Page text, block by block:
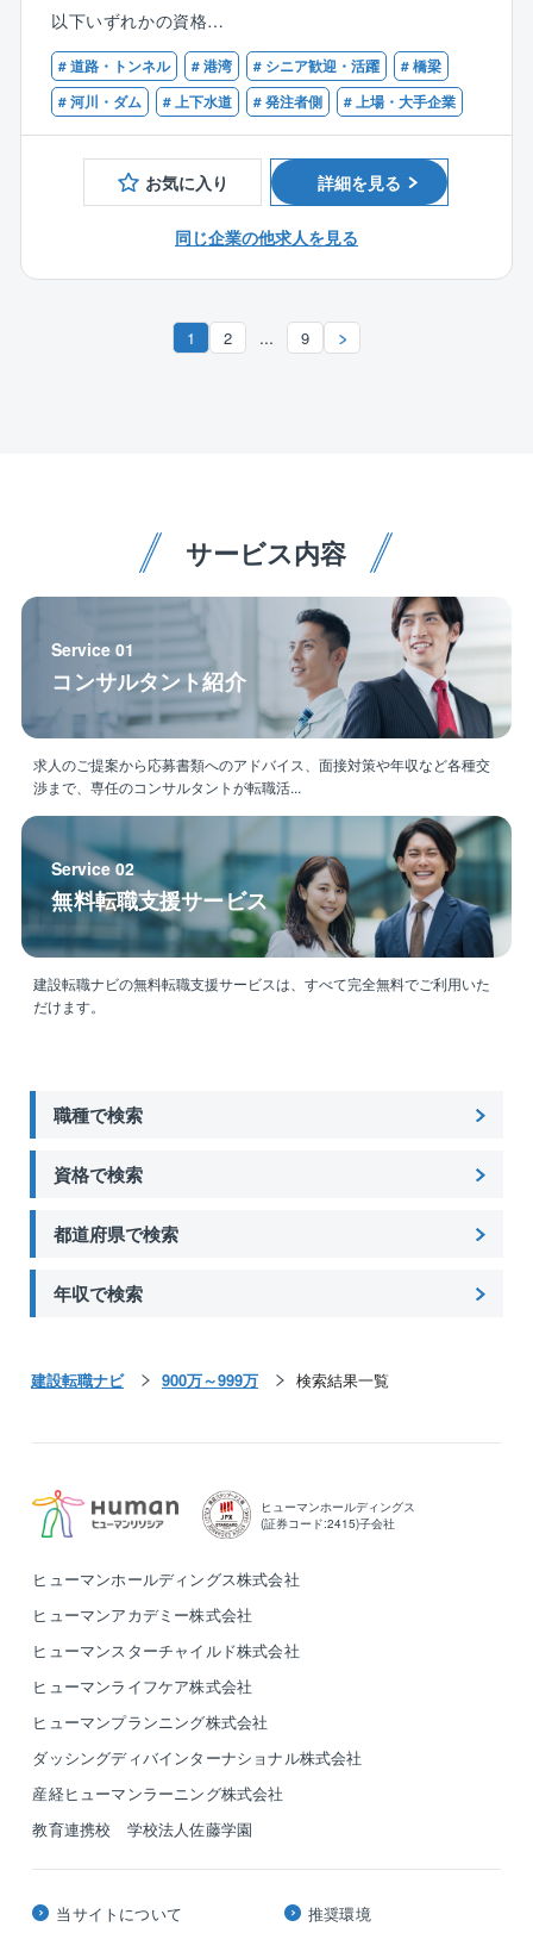
＜残業＞平均30時間（定時7.5時間）
業界1位の総合建設コンサルタント：河川、道路など全
21部門を網羅。約3,500名の技術者集団です。
全体を動かす上流工程へ。施工管理からのステップア
ップに最適な環境です。
年収アップも可能：「残業代頼み」からの脱却。業界N
持・向上できます。
年の長期同一拠点勤務も可能。
【業務内容】
■公共事業におけるPM・CM
■大規模災害の復旧・復興事業におけるPM・CM
■国土交通省の事業監理業務、事業促進PPPなど
■公共事業、大規模災害の復旧・復興事業における工事
積算の支援
■公共事業、大規模災害の復旧・復興事業における技術
■公共事業、大規模災害の復旧・復興事業における工事
監督の支援
■国土交通省や自治体などの発注者支援業務
■国土交通省や自治体などのCM／PM・事業促進PPP業
などの現場業務に携わっていただきます。
★同社の特徴★
現場経験を「技術士」への近道に！
「作る側」から「発注者支援」へ：国交省案件が50％
あなたの現場経験が、実現可能な技術提案として最大
資格取得の最適解：業界トップクラスの技術力が集
結。「現場の忙しさで諦めていた」技術士取得を、豊
富なノウハウを持つ先輩がサポートします。
＜安定基盤＞世界を舞台にするマルチインフラ企業
業界1位の総合建設コンサルタント：河川、道路など全
視座を高めるキャリア：現場単位ではなく、インフラ
全体を動かす上流工程へ。施工管理からのステップア
年収アップも可能：「残業代頼み」からの脱却。業界N
持・向上できます。
対話を重視する「大人の組織」です。
年の長期同一拠点勤務も可能。
工期ごとの引越し卒業：家族との時間や生活基盤を大
切にできます。
以下いずれかの資格
■RCCM(分野問わず)
■技術士(建設部門)
# 道路・トンネル # 港湾 # シニア歓迎・活躍
# 橋梁
# 河川・ダム
# 上下水道 # 発注者側 # 上場・大手企業
お気に入り 詳細を見る
同じ企業の他求人を見る
1 2 ... 9
サービス内容
Service 01
コンサルタント紹介
求人のご提案から応募書類へのアドバイス、面接対策や年収など各種交
渉まで、専任のコンサルタントが転職活...
Service 02
無料転職支援サービス
建設転職ナビの無料転職支援サービスは、すべて完全無料でご利用いた
だけます。
職種で検索
資格で検索
都道府県で検索
年収で検索
建設転職ナビ 900万～999万 検索結果一覧
ヒューマンホールディングス
(証券コード:2415)子会社
ヒューマンホールディングス株式会社
ヒューマンアカデミー株式会社
ヒューマンスターチャイルド株式会社
ヒューマンライフケア株式会社
ヒューマンプランニング株式会社
ダッシングディバインターナショナル株式会社
産経ヒューマンラーニング株式会社
教育連携校 学校法人佐藤学園
当サイトについて 推奨環境